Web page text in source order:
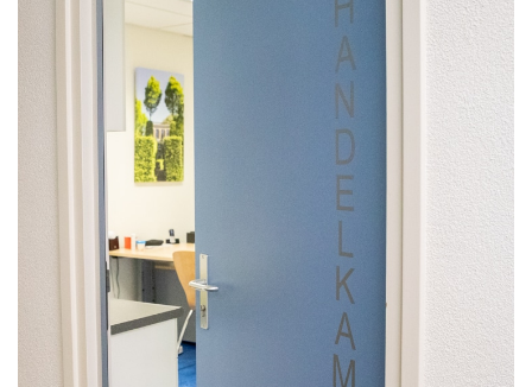
PRAKTIJKZAKEN
TARIEVEN
VPHUISARTSEN
MEDISCHE VAKHANDEL
INLOGGEN